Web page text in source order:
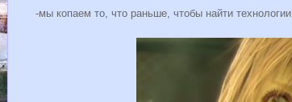
-мы копаем то, что раньше, чтобы найти технологии